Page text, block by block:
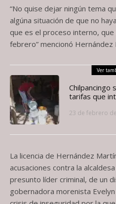
“No quise dejar ningún tema
algúna situación de que no
que es el proceso interno,
febrero” mencionó Hernández
Ver
Chilpancingo
tarifas que
23 de febrero
La licencia de Hernández
acusaciones contra la
presunto líder criminal, de un
gobernadora morenista